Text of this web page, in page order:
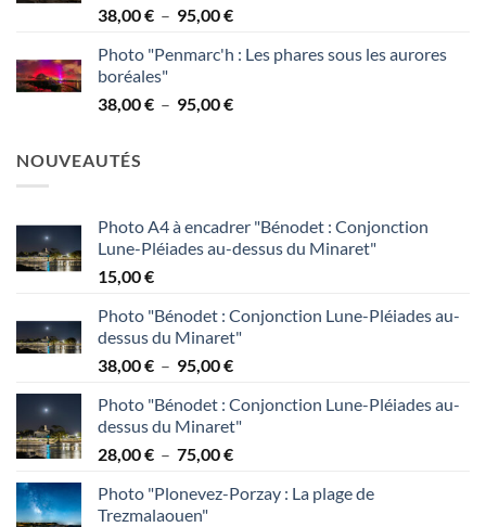
à
38,00€ – 95,00€Plage
prix :
à
Photo "Penmarc'h : Les phares sous les aurores
boréales"
38,00€ – 95,00€Plage
NOUVEAUTÉS
Photo A4 à encadrer "Bénodet : Conjonction
Lune-Pléiades au-dessus du Minaret"
15,00€
Photo "Bénodet : Conjonction Lune-Pléiades au-
dessus du Minaret"
38,00€ – 95,00€Plage
prix :
38,00 €
à
Photo "Bénodet : Conjonction Lune-Pléiades au-
dessus du Minaret"
28,00€ – 75,00€Plage
prix :
Photo "Plonevez-Porzay : La plage de
Trezmalaouen"